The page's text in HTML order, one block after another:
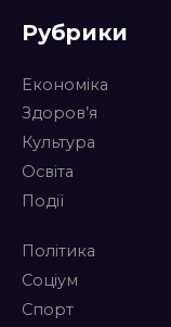
Рубрики
Економіка
Здоров’я
Культура
Освіта
Події
Політика
Соціум
Спорт